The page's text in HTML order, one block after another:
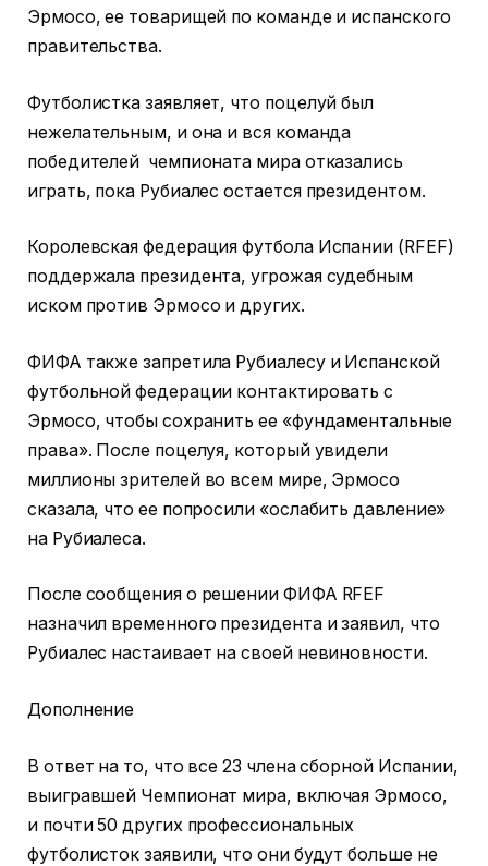
Эрмосо, ее товарищей по команде и испанского
правительства.
Футболистка заявляет, что поцелуй был
нежелательным, и она и вся команда
победителей чемпионата мира отказались
играть, пока Рубиалес остается президентом.
Королевская федерация футбола Испании (RFEF)
поддержала президента, угрожая судебным
иском против Эрмосо и других.
ФИФА также запретила Рубиалесу и Испанской
футбольной федерации контактировать с
Эрмосо, чтобы сохранить ее «фундаментальные
права». После поцелуя, который увидели
миллионы зрителей во всем мире, Эрмосо
сказала, что ее попросили «ослабить давление»
на Рубиалеса.
После сообщения о решении ФИФА RFEF
назначил временного президента и заявил, что
Рубиалес настаивает на своей невиновности.
Дополнение
В ответ на то, что все 23 члена сборной Испании,
выигравшей Чемпионат мира, включая Эрмосо,
и почти 50 других профессиональных
футболисток заявили, что они будут больше не